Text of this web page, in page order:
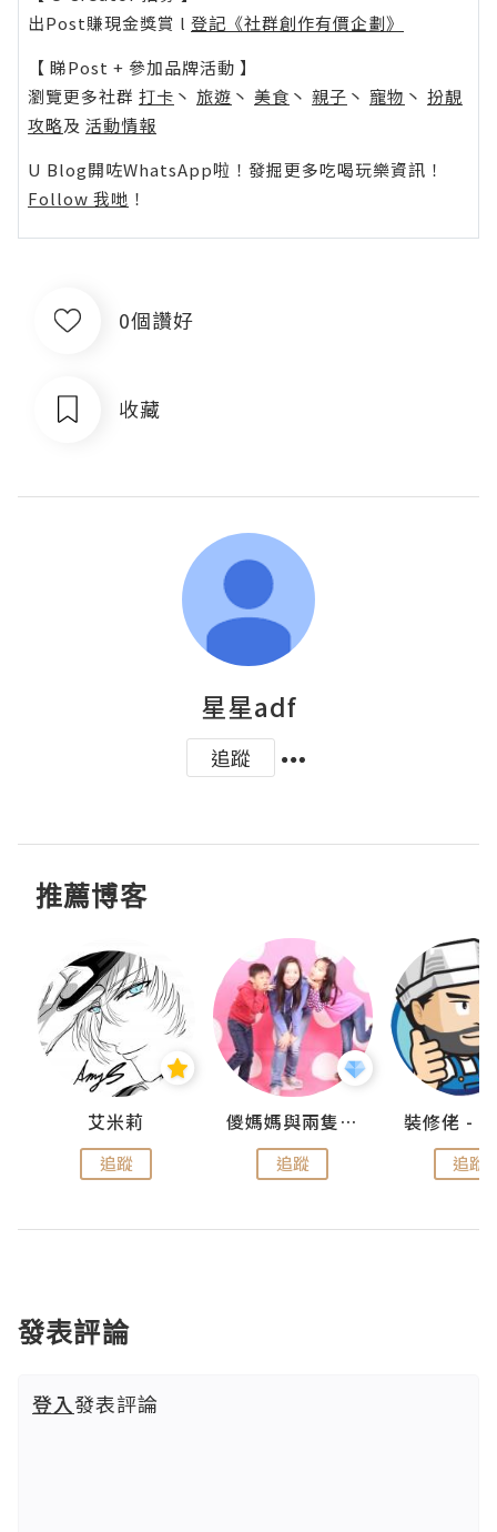
出Post賺現金獎賞 l 登記《社群創作有價企劃》
【 睇Post + 參加品牌活動 】
瀏覽更多社群 打卡 丶 旅遊 丶 美食 丶 親子 丶 寵物 丶 扮靚
攻略及 活動情報
U Blog開咗WhatsApp啦！發掘更多吃喝玩樂資訊！
Follow 我哋 ！
0個讚好
收藏
星星adf
追蹤
推薦博客
艾米莉
追蹤
儍媽媽與兩隻小魔怪之家
追蹤 追蹤
發表評論
登入發表評論